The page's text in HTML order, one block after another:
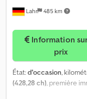
Lahr 485 km
prix
État:d'occasion,
(428,28 ch), première